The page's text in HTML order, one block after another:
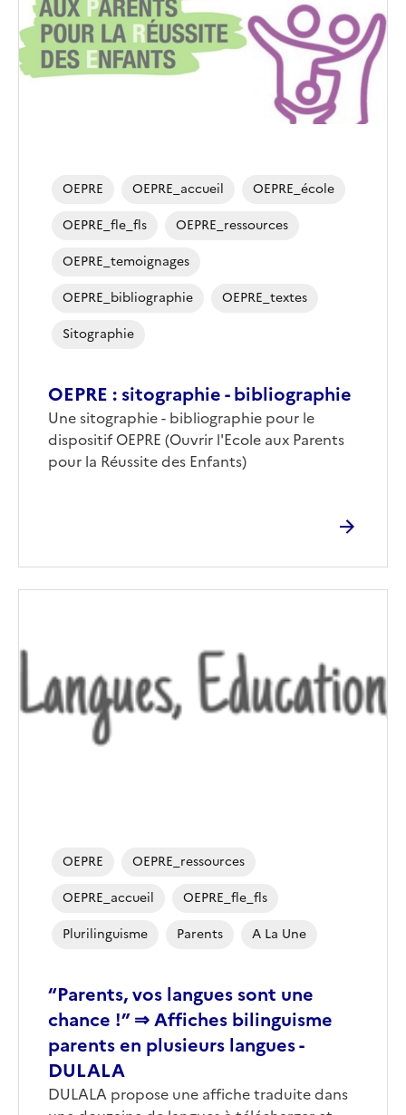
OEPRE : sitographie - bibliographie
Une sitographie - bibliographie pour le
dispositif OEPRE (Ouvrir l'Ecole aux Parents
pour la Réussite des Enfants)
OEPRE OEPRE_accueil
OEPRE_école
OEPRE_fle_fls
OEPRE_ressources
OEPRE_temoignages
OEPRE_bibliographie
OEPRE_textes
Sitographie
“Parents, vos langues sont une
chance !” ⇒ Affiches bilinguisme
parents en plusieurs langues -
DULALA
DULALA propose une affiche traduite dans
OEPRE
OEPRE_ressources
OEPRE_accueil
OEPRE_fle_fls
Plurilinguisme
Parents A La Une